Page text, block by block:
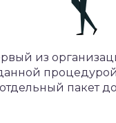
из
пакет